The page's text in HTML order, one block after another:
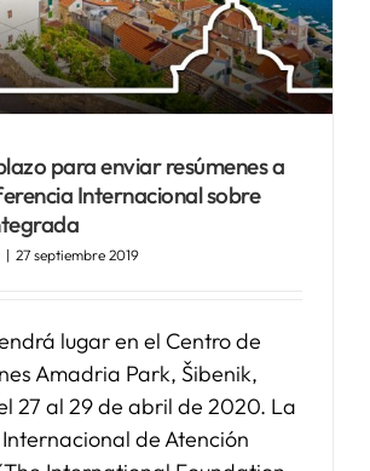
para enviar resúmenes a
Internacional sobre
| 27 septiembre 2019
lugar en el Centro de
Amadria Park, Šibenik,
27 al 29 de abril de 2020. La
de Atención